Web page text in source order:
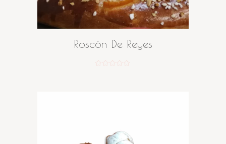
LEER MÁS
Roscón De Reyes